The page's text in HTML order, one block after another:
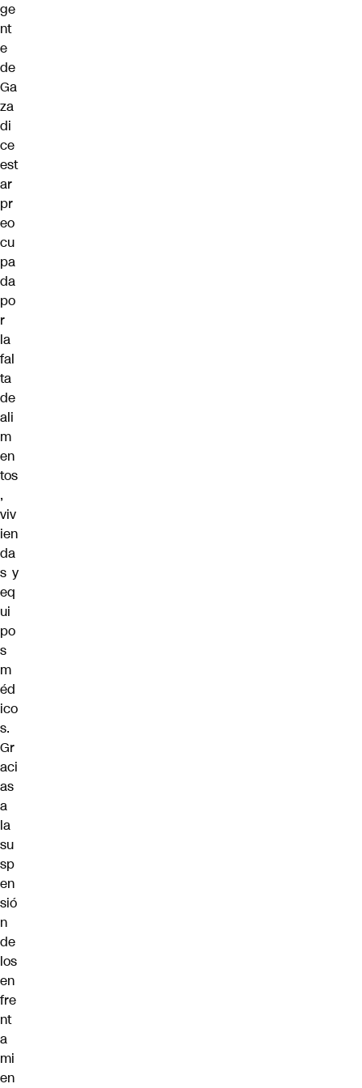
ge
nt
e
de
Ga
za
di
ce
est
ar
pr
eo
cu
pa
da
po
r
la
fal
ta
de
ali
m
en
tos
,
viv
ien
da
s y
eq
ui
po
s
m
éd
ico
s.
Gr
aci
as
a
la
su
sp
en
sió
n
de
los
en
fre
nt
a
mi
en